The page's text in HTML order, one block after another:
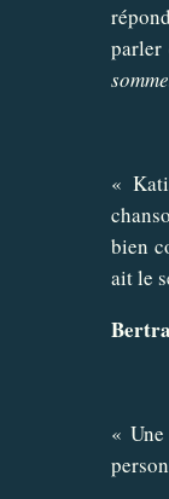
parler
«
bien
ait le
«